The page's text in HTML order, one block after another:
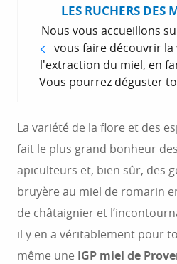
La variété de la flore et des
fait le plus grand bonheur
apiculteurs et, bien sûr, des
bruyère au miel de romarin
de châtaignier et
il y en a véritablement pour
même une IGP miel de
LES RUCHERS DES
Nous vous accueillons
vous faire découvrir la
l'extraction du miel, en
Vous pourrez déguster